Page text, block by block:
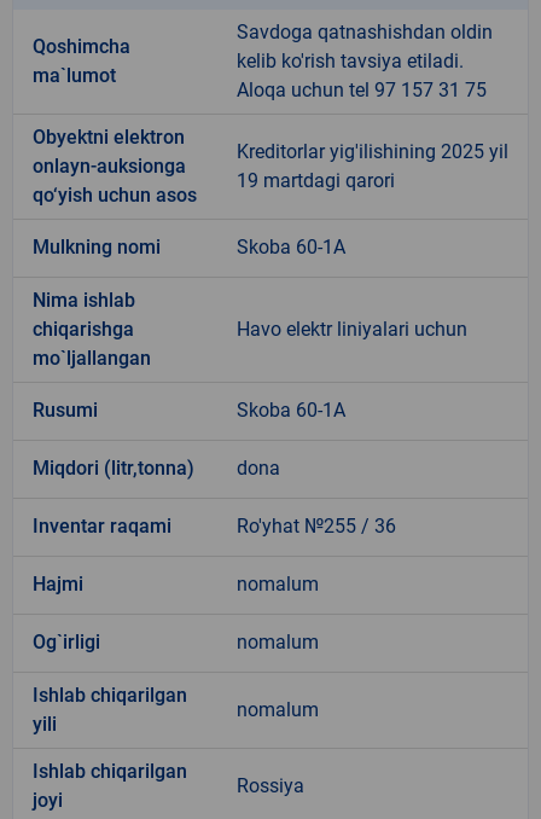
Qoshimcha
ma`lumot
Savdoga qatnashishdan oldin
kelib ko'rish tavsiya etiladi.
Aloqa uchun tel 97 157 31 75
Obyektni elektron
onlayn-auksionga
qo‘yish uchun asos
Kreditorlar yig'ilishining 2025 yil
19 martdagi qarori
Mulkning nomi Skoba 60-1A
Nima ishlab
chiqarishga
mo`ljallangan
Havo elektr liniyalari uchun
Rusumi Skoba 60-1A
Miqdori (litr,tonna) dona
Inventar raqami Ro'yhat №255 / 36
Hajmi nomalum
Og`irligi nomalum
Ishlab chiqarilgan
yili
nomalum
Ishlab chiqarilgan
joyi
Rossiya